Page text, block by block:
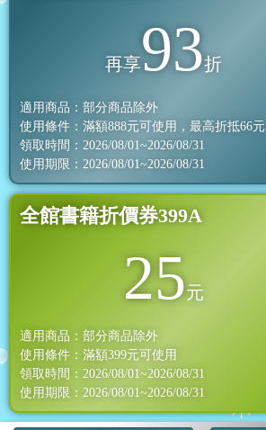
再享93折
適用商品：部分商品除外
使用條件：滿額888元可使用，最高折抵66元
領取時間：2026/08/01~2026/08/31
使用期限：2026/08/01~2026/08/31
全館書籍折價券399A
25元
適用商品：部分商品除外
使用條件：滿額399元可使用
領取時間：2026/08/01~2026/08/31
使用期限：2026/08/01~2026/08/31